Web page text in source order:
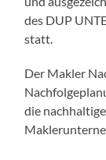
des DUP
statt.
Der Makler
die